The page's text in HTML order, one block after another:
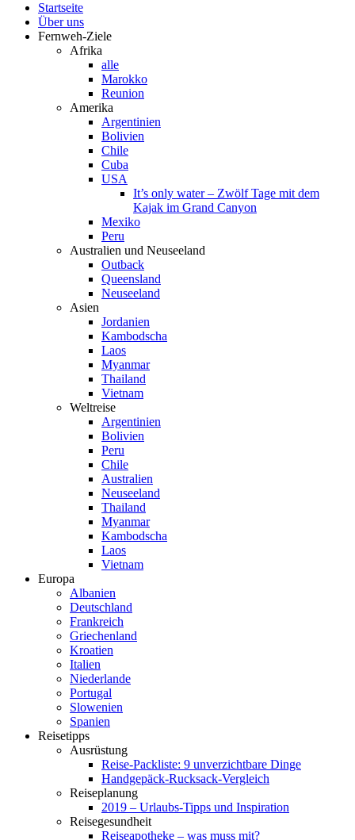
Startseite
Über uns
Fernweh-Ziele
Afrika
alle
Marokko
Reunion
Amerika
Argentinien
Bolivien
Chile
Cuba
USA
It’s only water – Zwölf Tage mit dem
Kajak im Grand Canyon
Mexiko
Peru
Australien und Neuseeland
Outback
Queensland
Neuseeland
Asien
Jordanien
Kambodscha
Laos
Myanmar
Thailand
Vietnam
Weltreise
Argentinien
Bolivien
Peru
Chile
Australien
Neuseeland
Thailand
Myanmar
Kambodscha
Laos
Vietnam
Europa
Albanien
Deutschland
Frankreich
Griechenland
Kroatien
Italien
Niederlande
Portugal
Slowenien
Spanien
Reisetipps
Ausrüstung
Reise-Packliste: 9 unverzichtbare Dinge
Handgepäck-Rucksack-Vergleich
Reiseplanung
2019 – Urlaubs-Tipps und Inspiration
Reisegesundheit
Reiseapotheke – was muss mit?